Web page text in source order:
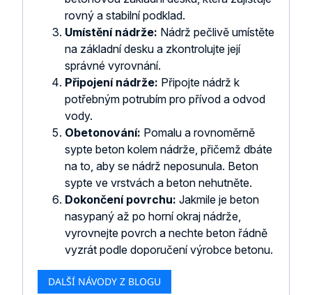
rovný a stabilní podklad.
Umístění nádrže: Nádrž pečlivě umístěte
na základní desku a zkontrolujte její
správné vyrovnání.
Připojení nádrže: Připojte nádrž k
potřebným potrubím pro přívod a odvod
vody.
Obetonování: Pomalu a rovnoměrně
sypte beton kolem nádrže, přičemž dbáte
na to, aby se nádrž neposunula. Beton
sypte ve vrstvách a beton nehutněte.
Dokončení povrchu: Jakmile je beton
nasypaný až po horní okraj nádrže,
vyrovnejte povrch a nechte beton řádně
vyzrát podle doporučení výrobce betonu.
DALŠÍ NÁVODY Z BLOGU